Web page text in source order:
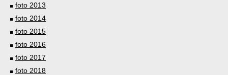
foto 2013
foto 2014
foto 2015
foto 2016
foto 2017
foto 2018